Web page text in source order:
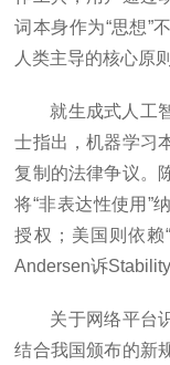
词本身作为“思想”
人类主导的核心原则
就生成式人工
士指出，机器学习
复制的法律争议。
将“非表达性使用”
授权；美国则依赖
Andersen诉Stability
关于网络平台
结合我国颁布的新